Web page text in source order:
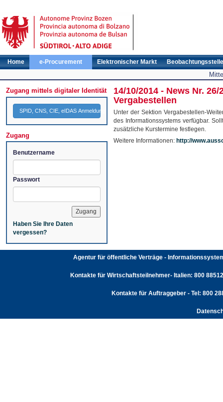
Home e-Procurement Elektronischer Markt Beobachtungsstelle
Zugang mittels digitaler Identität
SPID, CNS, CIE, eIDAS Anmeldung
Zugang
Benutzername
Passwort
Haben Sie Ihre Daten
vergessen?
14/10/2014 - News Nr.
Vergabestellen
Unter der Sektion Vergabestellen-
des Informationssystems verfügbar.
zusätzliche Kurstermine festlegen.
Weitere Informationen: http://
Agentur für öffentliche Verträge -
Kontakte für Wirtschaftsteilnehmer- Italien: 800
Kontakte für Auftraggeber - Tel: 800